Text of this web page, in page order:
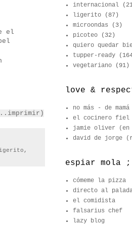
el
,
internacional
ligerito
(87)
microondas
(3)
picoteo
(32)
quiero quedar
tupper-ready
vegetariano
(91)
love &
no más - de mamá
el cocinero fiel
jamie oliver (en
david de jorge
espiar mola
cómeme la pizza
directo al
el comidista
falsarius chef
lazy blog